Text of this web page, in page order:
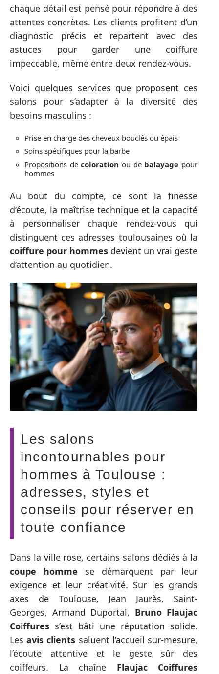
chaque détail est pensé pour répondre à des
attentes concrètes. Les clients profitent d’un
diagnostic précis et repartent avec des
astuces pour garder une coiffure
impeccable, même entre deux rendez-vous.
Voici quelques services que proposent ces
salons pour s’adapter à la diversité des
besoins masculins :
Prise en charge des cheveux bouclés ou épais
Soins spécifiques pour la barbe
Propositions decoloration ou de balayage pour
hommes
Au bout du compte, ce sont la finesse
d’écoute, la maîtrise technique et la capacité
à personnaliser chaque rendez-vous qui
distinguent ces adresses toulousaines où la
coiffure pour hommes devient un vrai geste
d’attention au quotidien.
Les salons
incontournables pour
hommes à Toulouse :
adresses, styles et
conseils pour réserver en
toute confiance
Dans la ville rose, certains salons dédiés à la
coupe homme se démarquent par leur
exigence et leur créativité. Sur les grands
axes de Toulouse, Jean Jaurès, Saint-
Georges, Armand Duportal, Bruno Flaujac
Coiffures s’est bâti une réputation solide.
Lesavis clients saluent l’accueil sur-mesure,
l’écoute attentive et le geste sûr des
coiffeurs. La chaîne Flaujac Coiffures